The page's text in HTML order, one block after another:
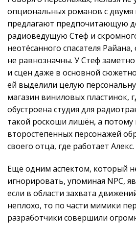
опциональных романов с двумя
предлагают предпочитающую
радиоведущую Стеф и
неотёсанного спасателя
не равнозначны. У Стеф
и сцен даже в основной
ей выделили целую
магазин виниловых пластинок,
обустроена студия для
такой роскоши лишён, а потому
второстепенных персонажей
своего отца, где работает Алекс.
Ещё одним аспектом, который
игнорировать, упоминая NPC,
если в области захвата
неплохо, то по части мимики
разработчики совершили